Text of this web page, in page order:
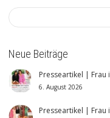
Neue Beiträge
Presseartikel | Frau
6. August 2026
Presseartikel | Frau